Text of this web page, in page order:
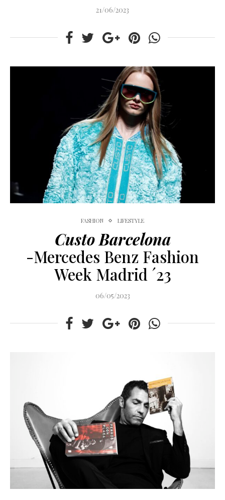
21/06/2023
FASHION LIFESTYLE
Custo Barcelona
-Mercedes Benz Fashion
Week Madrid ´23
06/05/2023